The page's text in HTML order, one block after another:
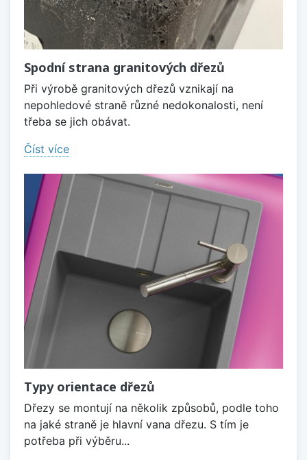
Spodní strana granitových dřezů
Při výrobě granitových dřezů vznikají na
nepohledové straně různé nedokonalosti, není
třeba se jich obávat.
Číst více
Typy orientace dřezů
Dřezy se montují na několik způsobů, podle toho
na jaké straně je hlavní vana dřezu. S tím je
potřeba při výběru...